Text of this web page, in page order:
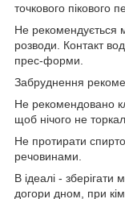
точкового пікового
Не рекомендується
розводи. Контакт
прес-форми.
Забруднення
Не рекомендовано
щоб нічого не
Не протирати
речовинами.
В ідеалі - зберігати
догори дном, при